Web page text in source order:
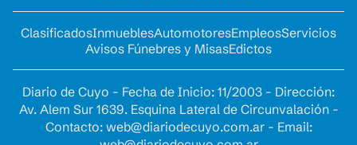
ClasificadosInmueblesAutomotoresEmpleosServicios
Avisos Fúnebres y MisasEdictos
Diario de Cuyo - Fecha de Inicio: 11/2003 - Dirección:
Av. Alem Sur 1639. Esquina Lateral de Circunvalación -
Contacto: web@diariodecuyo.com.ar- Email: